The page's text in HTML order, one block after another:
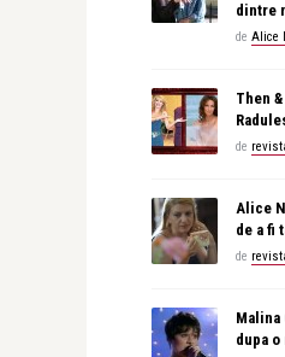
dintre
de Alice
Then
de
Alice
de a fi
de
dupa